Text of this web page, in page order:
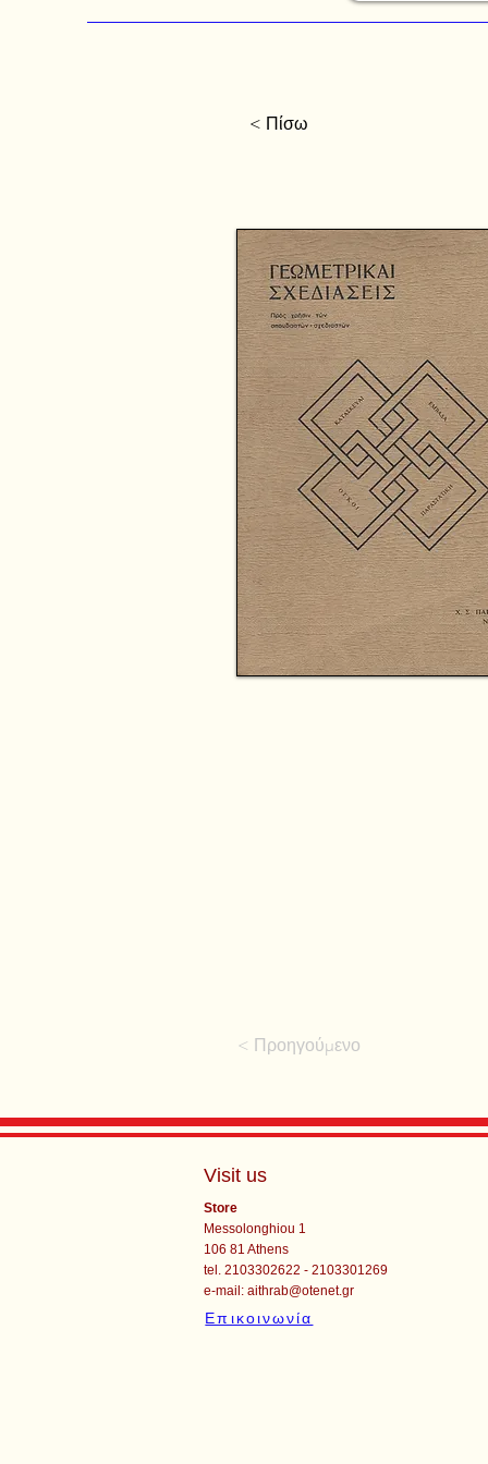
< Πίσω
< Προηγούμενο
Visit us
Store
Messolonghiou 1
106 81 Athens
tel. 2103302622 - 2103301269
e-mail:aithrab@otenet.gr
Επικοινωνία